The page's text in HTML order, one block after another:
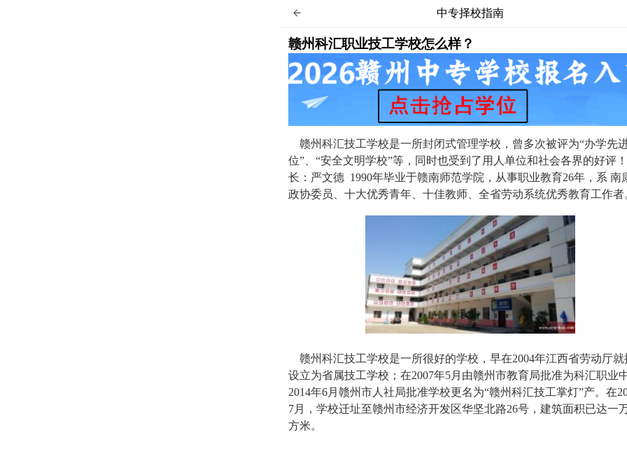
 中专择校指南
赣州科汇职业技工学校怎么样？
赣州科汇技工学校是一所封闭式管理学校，曾多次被评为“办学先
位”、“安全文明学校”等，同时也受到了用人单位和社会各界的好评
长：严文德 1990年毕业于赣南师范学院，从事职业教育26年，系 南
政协委员、十大优秀青年、十佳教师、全省劳动系统优秀教育工作者
赣州科汇技工学校是一所很好的学校，早在2004年江西省劳动厅就
设立为省属技工学校；在2007年5月由赣州市教育局批准为科汇职业
2014年6月赣州市人社局批准学校更名为“赣州科汇技工掌灯”产。在
7月，学校迁址至赣州市经济开发区华坚北路26号，建筑面积已达一
方米。